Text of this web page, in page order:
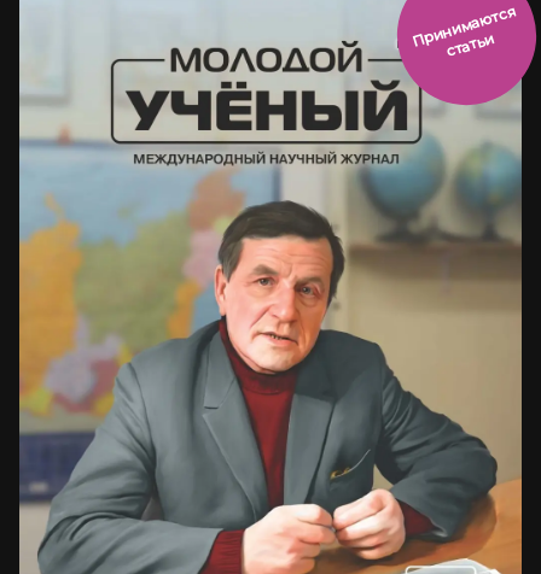
П
р
и
н
и
м
а
ют
с
я
ст
ать
и